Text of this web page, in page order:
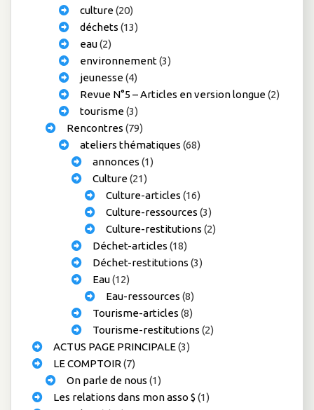
culture(20)
déchets (13)
eau(2)
environnement(3)
jeunesse(4)
Revue N°5 – Articles en version longue(2)
tourisme(3)
Rencontres (79)
ateliers thématiques (68)
annonces (1)
Culture(21)
Culture-articles (16)
Culture-ressources (3)
Culture-restitutions (2)
Déchet-articles (18)
Déchet-restitutions (3)
Eau(12)
Eau-ressources (8)
Tourisme-articles (8)
Tourisme-restitutions (2)
ACTUS PAGE PRINCIPALE(3)
LE COMPTOIR (7)
On parle de nous (1)
Les relations dans mon asso $ (1)